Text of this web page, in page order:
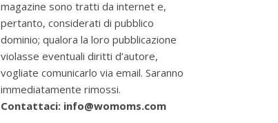
magazine sono tratti da internet e,
pertanto, considerati di pubblico
dominio; qualora la loro pubblicazione
violasse eventuali diritti d’autore,
vogliate comunicarlo via email. Saranno
immediatamente rimossi.
Contattaci: info@womoms.com